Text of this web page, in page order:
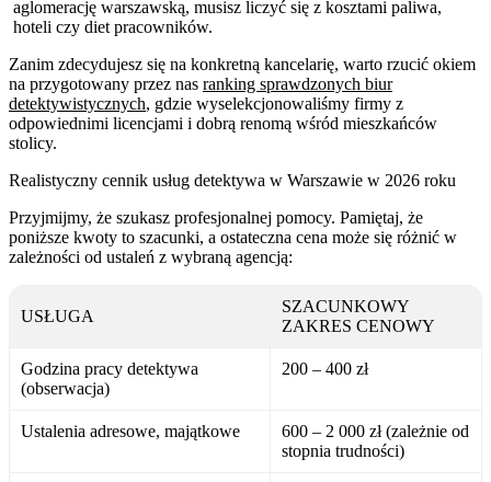
aglomerację warszawską, musisz liczyć się z kosztami paliwa,
hoteli czy diet pracowników.
Zanim zdecydujesz się na konkretną kancelarię, warto rzucić okiem
na przygotowany przez nas ranking sprawdzonych biur
detektywistycznych, gdzie wyselekcjonowaliśmy firmy z
odpowiednimi licencjami i dobrą renomą wśród mieszkańców
stolicy.
Realistyczny cennik usług detektywa w Warszawie w 2026 roku
Przyjmijmy, że szukasz profesjonalnej pomocy. Pamiętaj, że
poniższe kwoty to szacunki, a ostateczna cena może się różnić w
zależności od ustaleń z wybraną agencją:
USŁUGA
SZACUNKOWY
ZAKRES CENOWY
Godzina pracy detektywa
(obserwacja)
200 – 400 zł
Ustalenia adresowe, majątkowe
600 – 2 000 zł (zależnie od
stopnia trudności)